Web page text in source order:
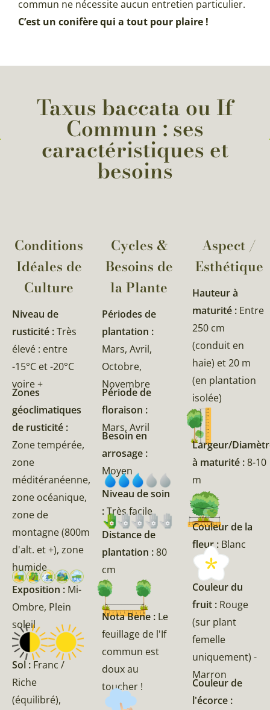
commun ne nécessite aucun entretien particulier.
C’est un conifère qui a tout pour plaire !
Taxus baccata ou If
Commun : ses
caractéristiques et
besoins
Conditions
Idéales de
Culture
Niveau de
rusticité :Très
élevé : entre
-15°C et -20°C
voire +
Zones
géoclimatiques
de rusticité :
Zone tempérée,
zone
méditéranéenne,
zone océanique,
zone de
montagne (800m
d'alt. et +), zone
humide
Exposition : Mi-
Ombre, Plein
soleil
Sol : Franc /
Riche
(équilibré),
Cycles &
Besoins de
la Plante​
Périodes de
plantation :
Mars, Avril,
Octobre,
Novembre
Période de
floraison :
Mars, Avril
Besoin en
arrosage :
Moyen
Niveau de soin
:Très facile
Distance de
plantation :80
cm
Nota Bene : Le
feuillage de l'If
commun est
doux au
toucher !
Aspect /
Esthétique
Hauteur à
maturité : Entre
250 cm
(conduit en
haie) et 20 m
(en plantation
isolée)
Largeur/
à maturité :8-10
m
Couleur de la
fleur : Blanc
Couleur du
fruit : Rouge
(sur plant
femelle
uniquement) -
Marron
Couleur de
l'écorce :